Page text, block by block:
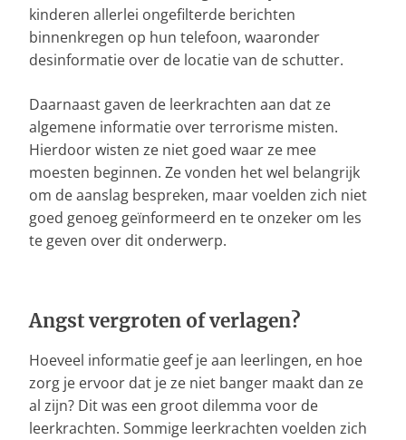
kinderen allerlei ongefilterde berichten
binnenkregen op hun telefoon, waaronder
desinformatie over de locatie van de schutter.
Daarnaast gaven de leerkrachten aan dat ze
algemene informatie over terrorisme misten.
Hierdoor wisten ze niet goed waar ze mee
moesten beginnen. Ze vonden het wel belangrijk
om de aanslag bespreken, maar voelden zich niet
goed genoeg geïnformeerd en te onzeker om les
te geven over dit onderwerp.
Angst vergroten of verlagen?
Hoeveel informatie geef je aan leerlingen, en hoe
zorg je ervoor dat je ze niet banger maakt dan ze
al zijn? Dit was een groot dilemma voor de
leerkrachten. Sommige leerkrachten voelden zich